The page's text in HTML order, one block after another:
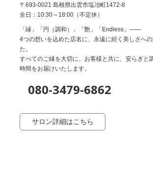
〒693-0021 島根県出雲市塩冶町1472-8
全日：10:30～18:00（不定休）
「縁」「円（調和）」「艶」「Endless」――
4つの想いを込めた店名に、永遠に続く美しさへ
た。
すべてのご縁を大切に、お客様と共に、安らぎと
時間をお届けいたします。
080-3479-6862
サロン詳細はこちら